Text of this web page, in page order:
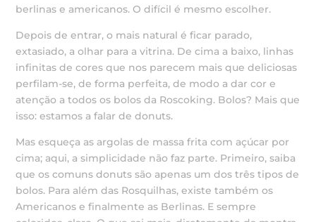
berlinas e americanos. O difícil é mesmo escolher.
Depois de entrar, o mais natural é ficar parado,
extasiado, a olhar para a vitrina. De cima a baixo, linhas
infinitas de cores que nos parecem mais que deliciosas
perfilam-se, de forma perfeita, de modo a dar cor e
atenção a todos os bolos da Roscoking. Bolos? Mais que
isso: estamos a falar de donuts.
Mas esqueça as argolas de massa frita com açúcar por
cima; aqui, a simplicidade não faz parte. Primeiro, saiba
que os comuns donuts são apenas um dos três tipos de
bolos. Para além das Rosquilhas, existe também os
Americanos e finalmente as Berlinas. E sempre